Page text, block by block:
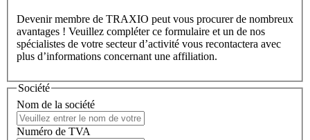
Devenir membre de TRAXIO peut vous procurer de nombreux
avantages ! Veuillez compléter ce formulaire et un de nos
spécialistes de votre secteur d’activité vous recontactera avec
plus d’informations concernant une affiliation.
Société
Nom de la société
Numéro de TVA